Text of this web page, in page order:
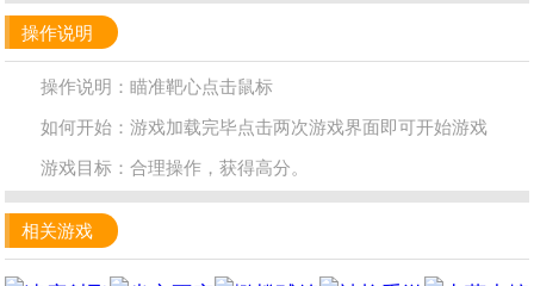
操作说明
操作说明：瞄准靶心点击鼠标
如何开始：游戏加载完毕点击两次游戏界面即可开始游戏
游戏目标：合理操作，获得高分。
相关游戏